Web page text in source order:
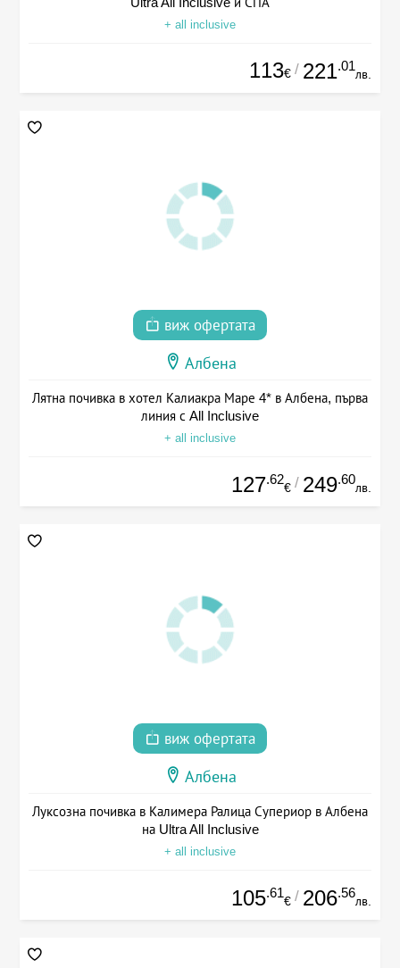
+ all inclusive
113€ / 221.01
лв.
виж офертата
Албена
Лятна почивка в хотел Калиакра Маре 4* в Албена, първа
линия с All Inclusive
+ all inclusive
127.62
€ / 249.60
лв.
виж офертата
Албена
Луксозна почивка в Калимера Ралица Супериор в Албена
на Ultra All Inclusive
+ all inclusive
105.61
€ / 206.56
лв.